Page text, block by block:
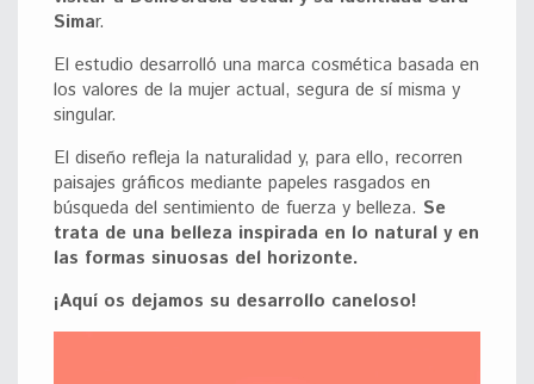
Simar.
El estudio desarrolló una marca cosmética basada en
los valores de la mujer actual, segura de sí misma y
singular.
El diseño refleja la naturalidad y, para ello, recorren
paisajes gráficos mediante papeles rasgados en
búsqueda del sentimiento de fuerza y belleza. Se
trata de una belleza inspirada en lo natural y en
las formas sinuosas del horizonte.
¡Aquí os dejamos su desarrollo caneloso!